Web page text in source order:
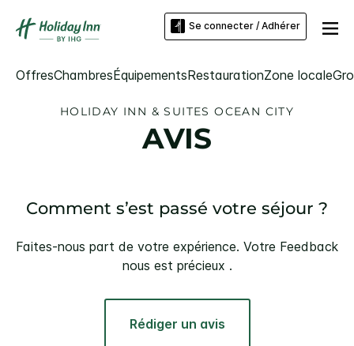
Se connecter / Adhérer
OffresChambresÉquipementsRestaurationZone locale
HOLIDAY INN & SUITES OCEAN CITY
AVIS
Comment s’est passé votre séjour ?
Faites-nous part de votre expérience. Votre Feedback
nous est précieux .
Rédiger un avis